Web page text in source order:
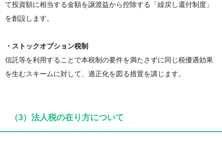
て投資額に相当する金額を譲渡益から控除する「繰戻し還付制度」
を創設します。
・ストックオプション税制
信託等を利用することで本税制の要件を満たさずに同じ税優遇効果
を生むスキームに対して、適正化を図る措置を講じます。
（3）法人税の在り方について